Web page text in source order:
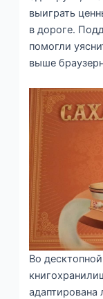
выиграть
в дороге.
помогли
выше
Во